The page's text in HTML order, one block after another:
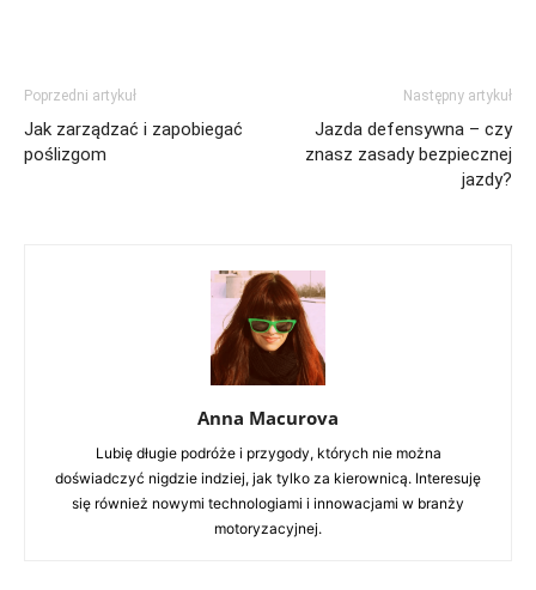
Poprzedni artykuł
Jak zarządzać i zapobiegać
poślizgom
Następny artykuł
Jazda defensywna – czy
znasz zasady bezpiecznej
jazdy?
Anna Macurova
Lubię długie podróże i przygody, których nie można
doświadczyć nigdzie indziej, jak tylko za kierownicą. Interesuję
się również nowymi technologiami i innowacjami w branży
motoryzacyjnej.